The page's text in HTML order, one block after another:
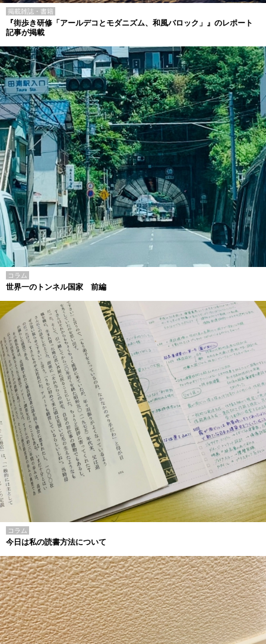
掲載雑誌・書籍
『街歩き研修「アールデコとモダニズム、和風バロック」』のレポート
記事が掲載
コラム
世界一のトンネル国家 前編
コラム
今日は私の読書方法について